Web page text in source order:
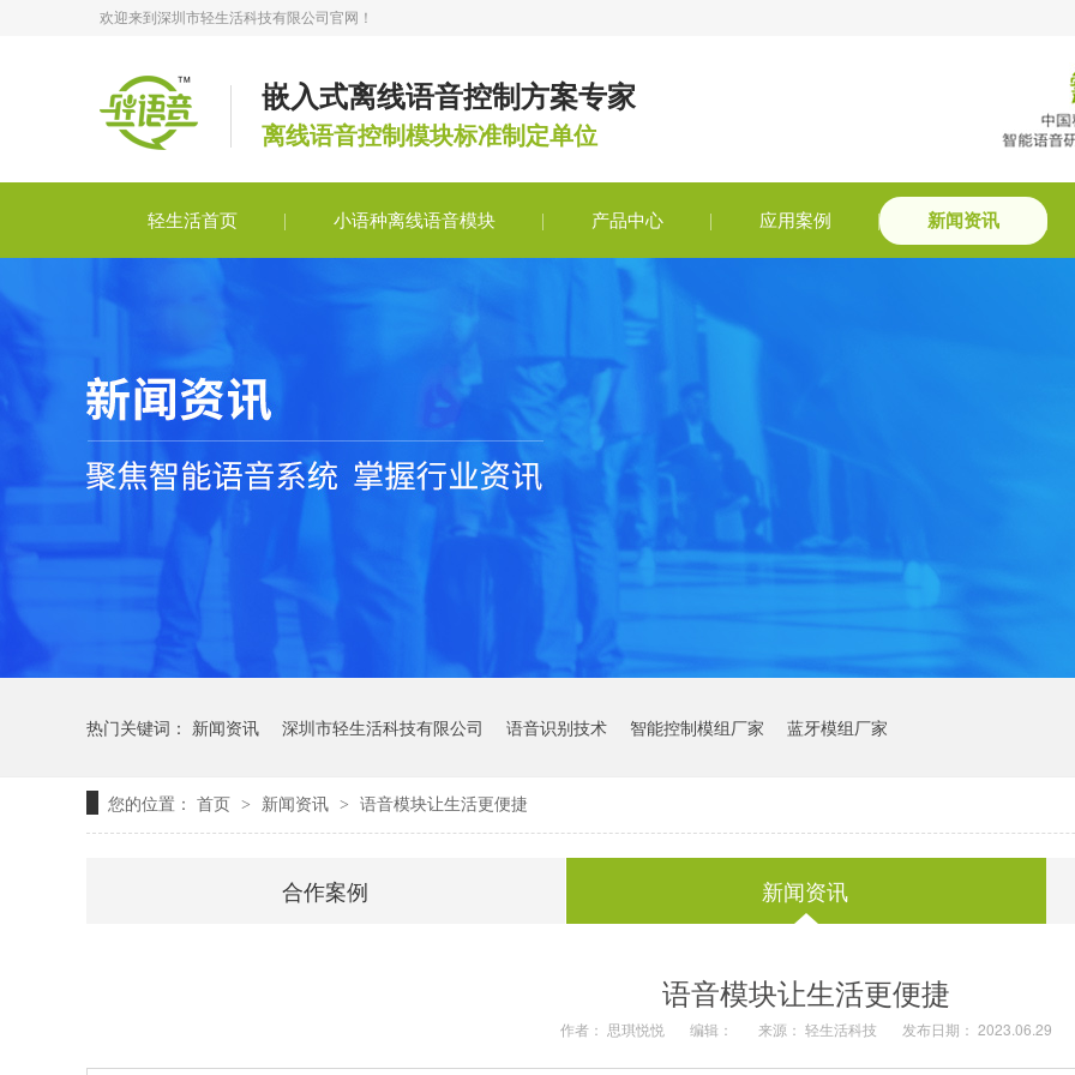
欢迎来到深圳市轻生活科技有限公司官网！
嵌入式离线语音控制方案专家
离线语音控制模块标准制定单位
轻生活首页 小语种离线语音模块 产品中心 应用案例 新闻资讯
热门关键词： 新闻资讯 深圳市轻生活科技有限公司 语音识别技术 智能控制模组厂家 蓝牙模组厂家
您的位置： 首页 > 新闻资讯 > 语音模块让生活更便捷
合作案例 新闻资讯
语音模块让生活更便捷
作者： 思琪悦悦 编辑： 来源： 轻生活科技 发布日期： 2023.06.29